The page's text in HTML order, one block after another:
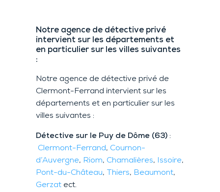
Notre agence de détective privé
intervient sur les départements et
en particulier sur les villes suivantes
:
Notre agence de détective privé de
Clermont-Ferrand intervient sur les
départements et en particulier sur les
villes suivantes :
Détective sur le Puy de Dôme (63):
Clermont-Ferrand, Cournon-
d’Auvergne, Riom, Chamalières, Issoire,
Pont-du-Château, Thiers, Beaumont,
Gerzatect.